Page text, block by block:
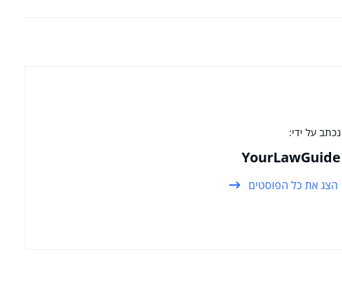
נכתב על ידי:
YourLawGuide
הצג את כל הפוסטים